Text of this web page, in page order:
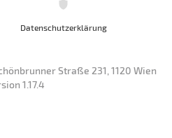
Datenschutzerklärung
Straße 231, 1120 Wien
1.17.4